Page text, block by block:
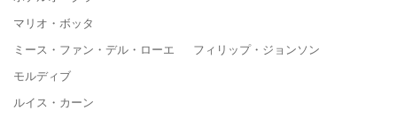
マリオ・ボッタ
ミース・ファン・デル・ローエ フィリップ・ジョンソン
モルディブ
ルイス・カーン